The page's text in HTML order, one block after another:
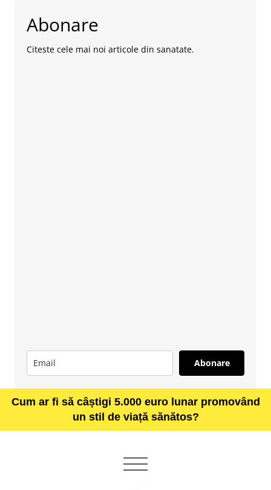
Abonare
Citeste cele mai noi articole din sanatate.
Abonare
Cum ar fi să câștigi 5.000 euro lunar promovând
un stil de viață sănătos?